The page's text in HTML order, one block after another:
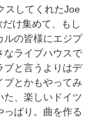
スしてくれたJoe
け集めて、もし
ルの皆様にエジプ
なライブハウスで
ブと言うよりはデ
ブとかもやってみ
た、楽しいドイツ
ぱり。曲を作る